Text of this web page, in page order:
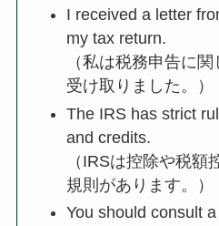
I received a letter
my tax return.
（私は税務申告に
受け取りました。）
The IRS has strict
and credits.
（IRSは控除や税額
規則があります。）
You should consult